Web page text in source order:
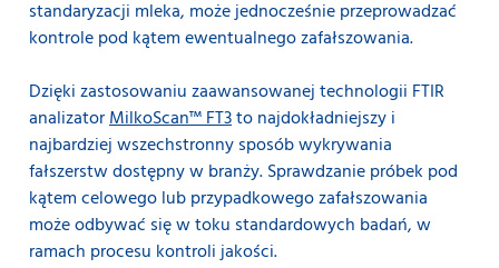
standaryzacji mleka, może jednocześnie przeprowadzać
kontrole pod kątem ewentualnego zafałszowania.
Dzięki zastosowaniu zaawansowanej technologii FTIR
analizatorMilkoScan™ FT3to najdokładniejszy i
najbardziej wszechstronny sposób wykrywania
fałszerstw dostępny w branży. Sprawdzanie próbek pod
kątem celowego lub przypadkowego zafałszowania
może odbywać się w toku standardowych badań, w
ramach procesu kontroli jakości.